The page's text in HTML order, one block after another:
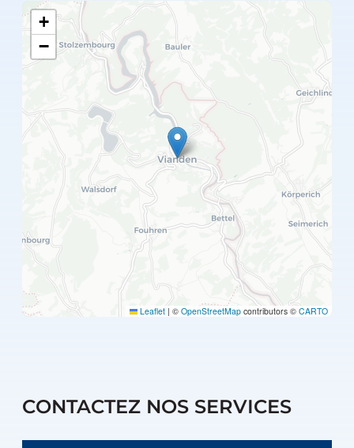
+
−
Leaflet | © OpenStreetMap contributors © CARTO
CONTACTEZ NOS SERVICES